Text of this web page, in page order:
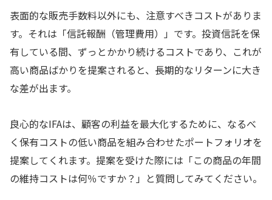
表面的な販売手数料以外にも、注意すべきコストがありま
す。それは「信託報酬（管理費用）」です。投資信託を保
有している間、ずっとかかり続けるコストであり、これが
高い商品ばかりを提案されると、長期的なリターンに大き
な差が出ます。
良心的なIFAは、顧客の利益を最大化するために、なるべ
く保有コストの低い商品を組み合わせたポートフォリオを
提案してくれます。提案を受けた際には「この商品の年間
の維持コストは何％ですか？」と質問してみてください。